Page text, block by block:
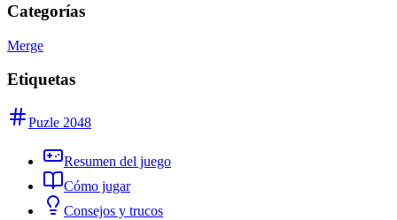
Categorías
Merge
Etiquetas
Puzle 2048
Resumen del juego
Cómo jugar
Consejos y trucos